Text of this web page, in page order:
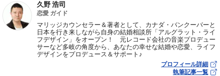
久野 浩司
恋愛 ガイド
マリッジカウンセラー＆著者として、カナダ・バンクーバーと
日本を行き来しながら自身の結婚相談所「アルグラット・ライ
フデザイン」をオープン！ 元レコード会社の音楽プロデュー
サーなど多岐の角度から、あなたの幸せな結婚や恋愛、ライフ
デザインをプロデュース＆サポート♪
プロフィール詳細
執筆記事一覧